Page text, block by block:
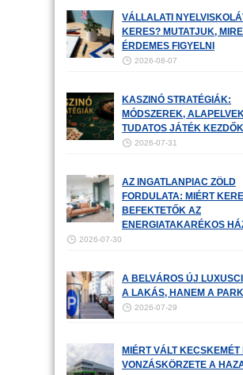
VÁLLALATI
KERES? MUTATJUK, MIRE
ÉRDEMES FIGYELNI
2026-08-07
KASZINÓ STRATÉGIÁK:
MÓDSZEREK,
TUDATOS JÁTÉK
2026-07-31
AZ INGATLANPIAC ZÖLD
FORDULATA: MIÉRT
BEFEKTETŐK AZ
ENERGIATAKARÉKOS
2026-07-30
A BELVÁROS ÚJ
A LAKÁS, HANEM A
2026-07-29
MIÉRT VÁLT KECSKEMÉT
VONZÁSKÖRZETE A